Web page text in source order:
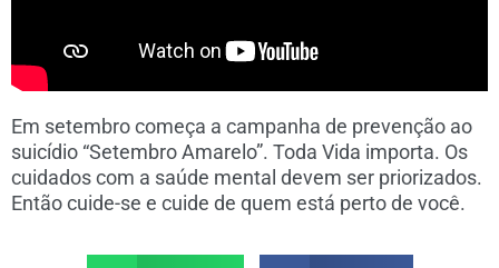
Em setembro começa a campanha de prevenção ao
suicídio “Setembro Amarelo”. Toda Vida importa. Os
cuidados com a saúde mental devem ser priorizados.
Então cuide-se e cuide de quem está perto de você.